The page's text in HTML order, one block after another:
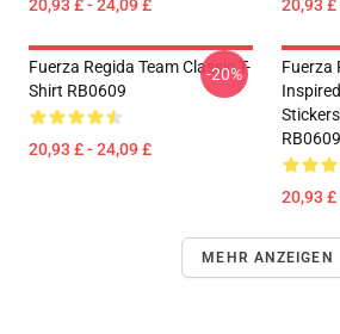
20,93 £ - 24,09 £ 20,93 £
Fuerza Regida Team Classic T-
Shirt RB0609
20,93 £ - 24,09 £
-20%
Fuerza
RB0609
20,93 £
MEHR ANZEIGEN